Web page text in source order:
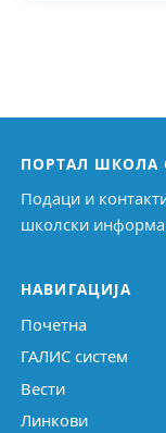
ПОРТАЛ ШКОЛА
Подаци и
школски
НАВИГАЦИЈА
Почетна
ГАЛИС систем
Вести
Линкови